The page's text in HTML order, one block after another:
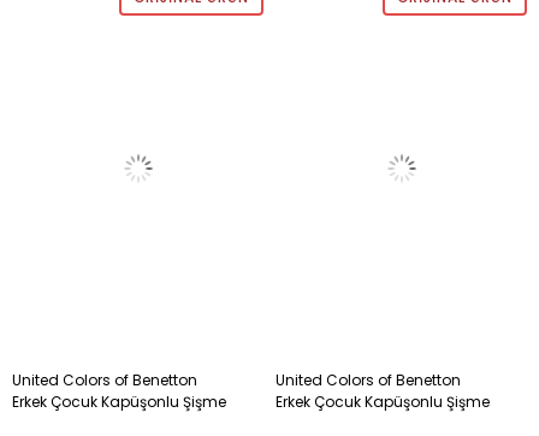
United Colors of Benetton
Erkek Çocuk Kapüşonlu Şişme
United Colors of Benetton
Erkek Çocuk Kapüşonlu Şişme